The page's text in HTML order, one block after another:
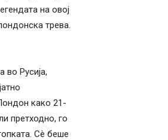
на овој
трева.
во Русија,
како 21-
претходно, го
Сè беше